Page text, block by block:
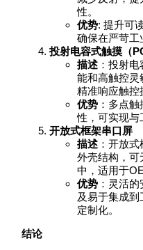
性。
优势: 提升可
确保在严苛工
投射电容式触摸（
描述 ：投射
能和高触控灵
精准响应触控
优势 ：多点
性，可实现与
开放式框架串口屏
描述 ：开放
外壳结构，可
中，适用于
优势 ：灵活
及易于集成
定制化。
结论